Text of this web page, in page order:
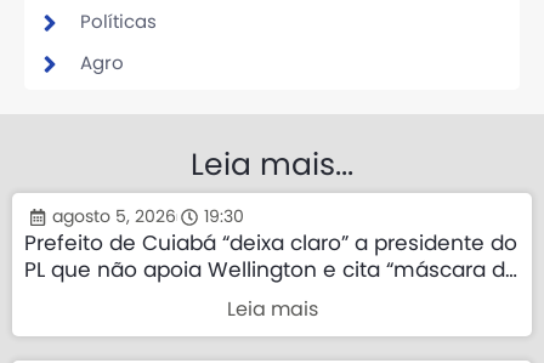
Políticas
Agro
Leia mais...
agosto 5, 2026 19:30
Prefeito de Cuiabá “deixa claro” a presidente do
PL que não apoia Wellington e cita “máscara da
Leia mais